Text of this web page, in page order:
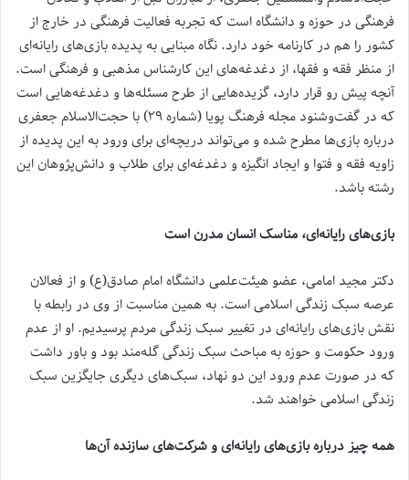
فرهنگی در حوزه و دانشگاه است که تجربه فعالیت فرهنگی در خارج از
کشور را هم در کارنامه خود دارد. نگاه مبنایی به پدیده بازی‌های رایانه‌‌ای
از منظر فقه و فقها، از دغدغه‌های این کارشناس مذهبی و فرهنگی است.
آنچه پیش رو قرار دارد، گزیده‌هایی از طرح مسئله‌ها و دغدغه‌هایی است
که در گفت‌وشنود مجله فرهنگ پویا (شماره ۲۹) با حجت‌الاسلام جعفری
درباره بازی‌ها مطرح شده و می‌تواند دریچه‌ای برای ورود به این پدیده از
زاویه فقه و فتوا و ایجاد انگیزه و دغدغه‌‌ای برای طلاب و دانش‌پژوهان این
رشته باشد.
بازی‌های رایانه‌ای، مناسک انسان مدرن است
دکتر مجید امامی، عضو هیئت‌علمی دانشگاه امام صادق(ع) و از فعالان
عرصه سبک زندگی اسلامی است. به همین مناسبت از وی در رابطه با
نقش بازی‌های رایانه‌ای در تغییر سبک زندگی مردم پرسیدیم. او از عدم
ورود حکومت و حوزه به مباحث سبک زندگی گله‌مند بود و باور داشت
که در صورت عدم ورود این دو نهاد، سبک‌های دیگری جایگزین سبک
زندگی اسلامی خواهند شد.
همه چیز درباره بازی‌های رایانه‌ای و شرکت‌های سازنده آن‌ها